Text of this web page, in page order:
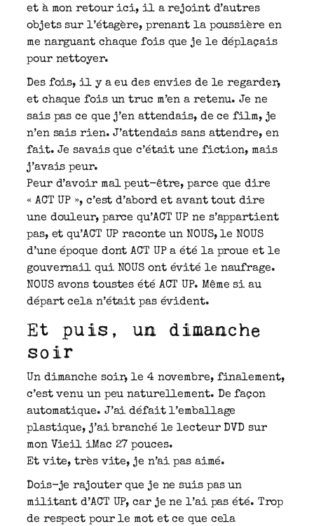
et à mon retour ici, il a rejoint d’autres
objets sur l’étagère, prenant la poussière en
me narguant chaque fois que je le déplaçais
pour nettoyer.
Des fois, il y a eu des envies de le regarder,
et chaque fois un truc m’en a retenu. Je ne
sais pas ce que j’en attendais, de ce film, je
n’en sais rien. J’attendais sans attendre, en
fait. Je savais que c’était une fiction, mais
j’avais peur.
Peur d’avoir mal peut-être, parce que dire
« ACT UP », c’est d’abord et avant tout dire
une douleur, parce qu’ACT UP ne s’appartient
pas, et qu’ACT UP raconte un NOUS, le NOUS
d’une époque dont ACT UP a été la proue et le
gouvernail qui NOUS ont évité le naufrage.
NOUS avons toustes été ACT UP. Même si au
départ cela n’était pas évident.
Et puis, un dimanche
soir
Un dimanche soir, le 4 novembre, finalement,
c’est venu un peu naturellement. De façon
automatique. J’ai défait l’emballage
plastique, j’ai branché le lecteur DVD sur
mon Vieil iMac 27 pouces.
Et vite, très vite, je n’ai pas aimé.
Dois-je rajouter que je ne suis pas un
militant d’ACT UP, car je ne l’ai pas été. Trop
de respect pour le mot et ce que cela